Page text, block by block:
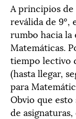
A principios de
reválida de 9º,
rumbo hacia la
Matemáticas.
tiempo lectivo
(hasta llegar,
para
Obvio que
de